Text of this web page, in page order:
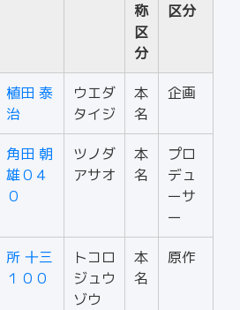
称
区
分
区分
植田 泰
治
ウエダ
タイジ
本
名
企画
角田 朝
雄０４
０
ツノダ
アサオ
本
名
プロ
デュ
ーサ
ー
所 十三
１００
トコロ
ジュウ
ゾウ
本
名
原作